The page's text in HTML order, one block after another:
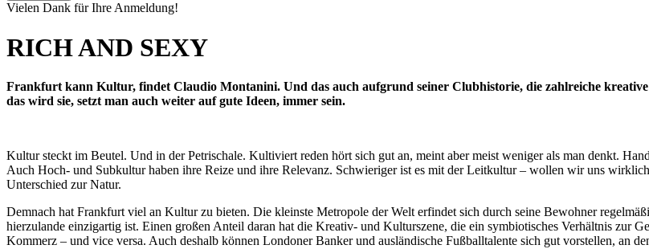
Vielen Dank für Ihre Anmeldung!
RICH AND SEXY
Frankfurt kann Kultur, findet Claudio Montanini. Und das auch aufgrund seiner Clubhistorie, die zahlreiche
das wird sie, setzt man auch weiter auf gute Ideen, immer sein.
Kultur steckt im Beutel. Und in der Petrischale. Kultiviert reden hört sich gut an, meint aber meist weniger als man denkt.
Auch Hoch- und Subkultur haben ihre Reize und ihre Relevanz. Schwieriger ist es mit der Leitkultur – wollen wir uns
Unterschied zur Natur.
Demnach hat Frankfurt viel an Kultur zu bieten. Die kleinste Metropole der Welt erfindet sich durch seine Bewohner
hierzulande einzigartig ist. Einen großen Anteil daran hat die Kreativ- und Kulturszene, die ein symbiotisches Verhältnis zur
Kommerz – und vice versa. Auch deshalb können Londoner Banker und ausländische Fußballtalente sich gut vorstellen, an